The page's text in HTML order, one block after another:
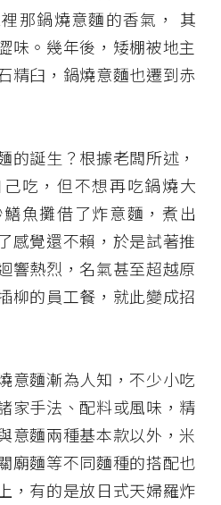
那鍋燒意麵的香氣， 其
味。幾年後，矮棚被地主
精臼，鍋燒意麵也遷到赤
的誕生？根據老闆所述，
吃，但不想再吃鍋燒大
魚攤借了炸意麵，煮出
感覺還不賴，於是試著推
響熱烈，名氣甚至超越原
柳的員工餐，就此變成招
麵漸為人知，不少小吃
家手法、配料或風味，精
意麵兩種基本款以外，米
廟麵等不同麵種的搭配也
，有的是放日式天婦羅炸